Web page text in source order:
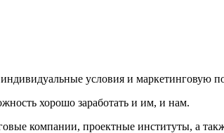
условия и маркетинговую
хорошо заработать и им, и нам.
компании, проектные институты, а